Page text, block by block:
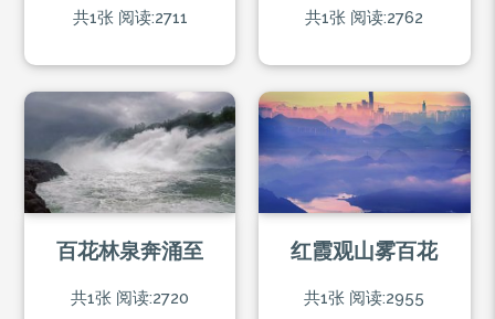
共1张 阅读:2711 共1张 阅读:2762
百花林泉奔涌至
共1张 阅读:2720
红霞观山雾百花
共1张 阅读:2955